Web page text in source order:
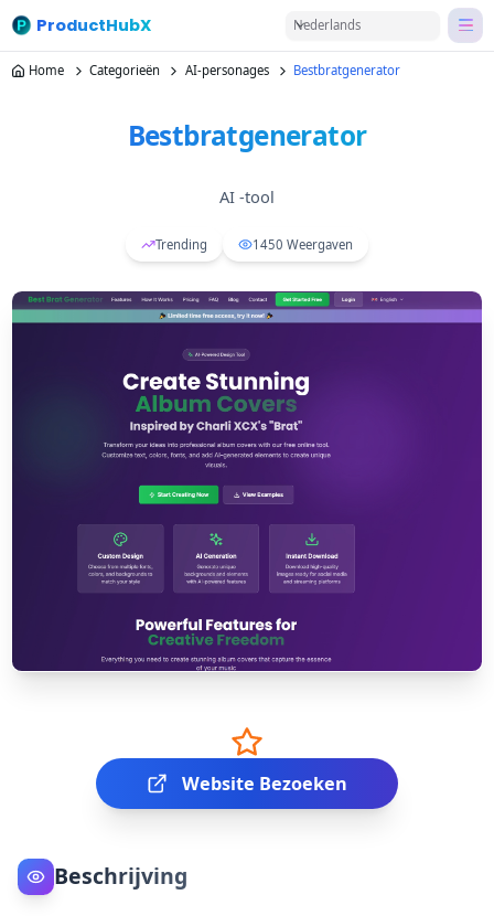
ProductHubX Nederlands
Home Categorieën AI-personages Bestbratgenerator
Bestbratgenerator
AI -tool
Trending 1450 Weergaven
Website Bezoeken
Beschrijving